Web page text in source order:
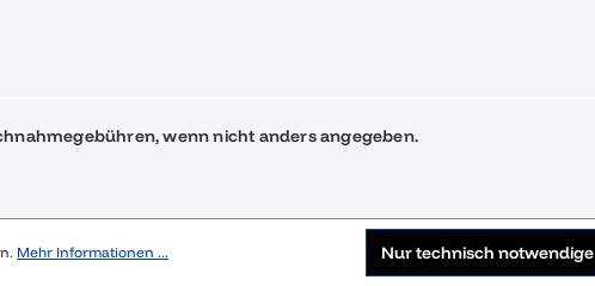
wenn nicht anders angegeben.
Mehr Informationen ... Nur technisch notwendige